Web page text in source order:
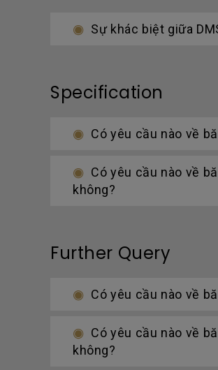
Sự khác biệt giữa
Specification
Có yêu cầu nào về
Có yêu cầu nào về
không?
Further Query
Có yêu cầu nào về
Có yêu cầu nào về
không?